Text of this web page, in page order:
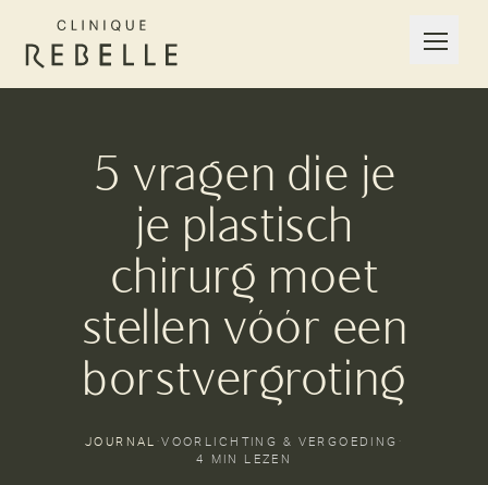
5 vragen die je
je plastisch
chirurg moet
stellen vóór een
borstvergroting
JOURNAL ·VOORLICHTING & VERGOEDING ·
4 MIN LEZEN